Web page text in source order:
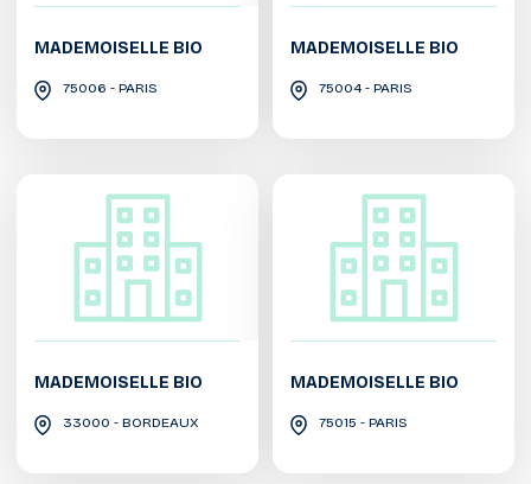
MADEMOISELLE BIO
75006 - PARIS
MADEMOISELLE BIO
75004 - PARIS
MADEMOISELLE BIO
33000 - BORDEAUX
MADEMOISELLE BIO
75015 - PARIS